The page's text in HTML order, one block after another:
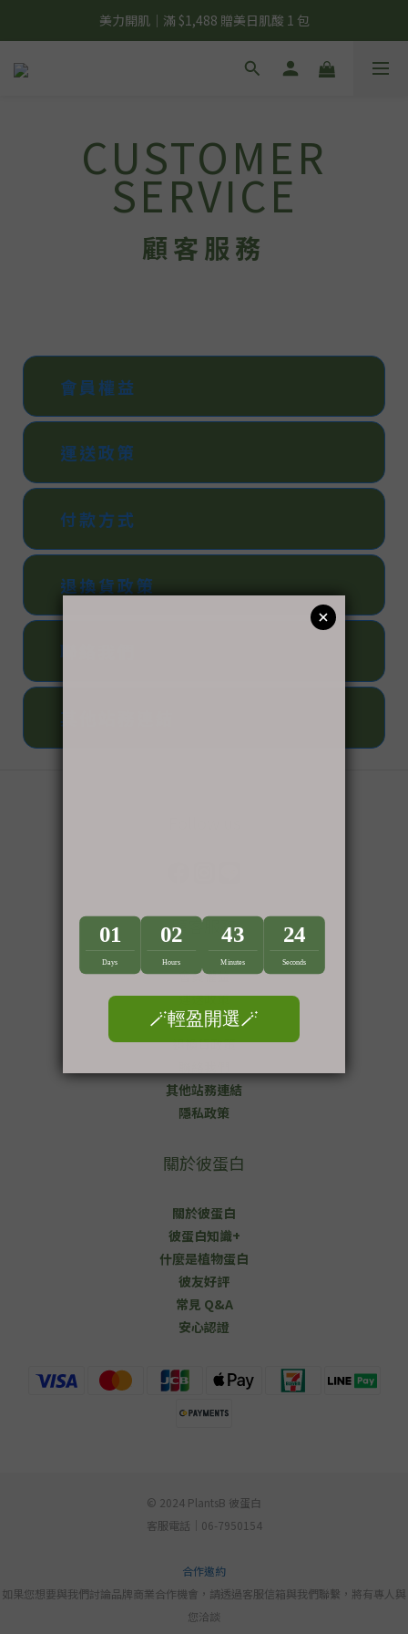
夏日輕補給｜500g 植物蛋白最低 $373 起
美力開肌｜滿 $1,488 贈美日肌酸 1 包
夏日輕補給｜500g 植物蛋白最低 $373 起
CUSTOMER
SERVICE
顧客服務
會員權益
運送政策
付款方式
退換貨政策
聯絡我們
其他站務連結
顧客服務
會員權益
運送政策
付款方式
退換貨政策
其他站務連結
隱私政策
關於彼蛋白
關於彼蛋白
彼蛋白知識+
什麼是植物蛋白
彼友好評
常見 Q&A
安心認證
© 2024 PlantsB 彼蛋白
客服電話｜06-7950154
合作邀約
如果您想要與我們討論品牌商業合作機會，請透過客服信箱與我們聯繫，將有專人與
您洽談